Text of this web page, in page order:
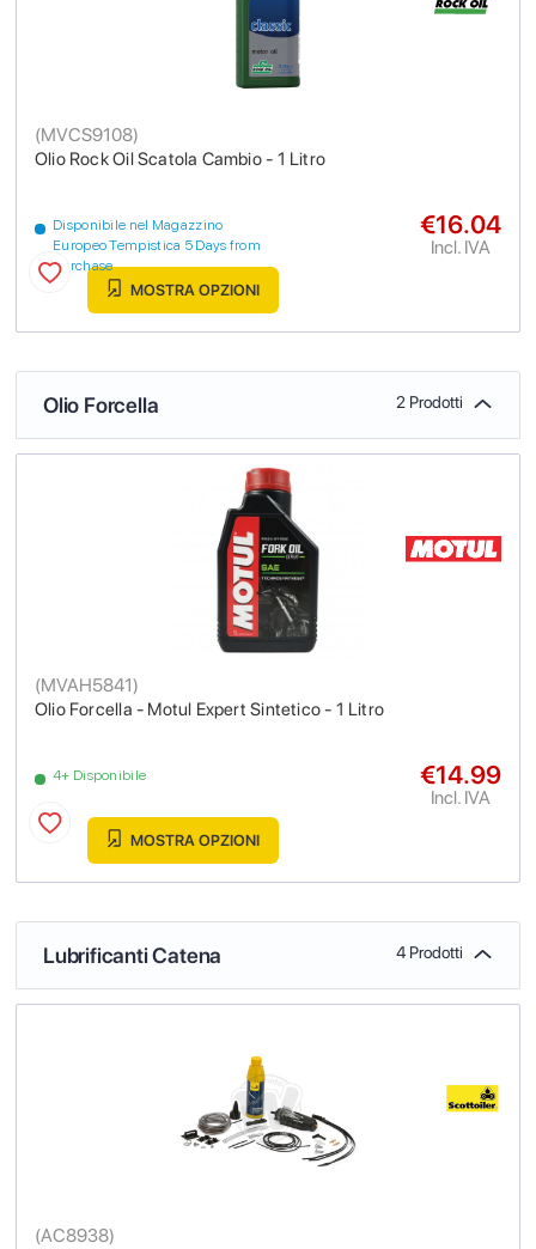
Olio Rock Oil Scatola Cambio - 1 Litro
(MVCS9108)
Disponibile nel Magazzino
Europeo Tempistica 5 Days from
purchase
€16.04
Incl. IVA
MOSTRA OPZIONI
Olio Forcella 2 Prodotti
Olio Forcella - Motul Expert Sintetico - 1 Litro
(MVAH5841)
4+ Disponibile €14.99
Incl. IVA
MOSTRA OPZIONI
Lubrificanti Catena 4 Prodotti
(AC8938)